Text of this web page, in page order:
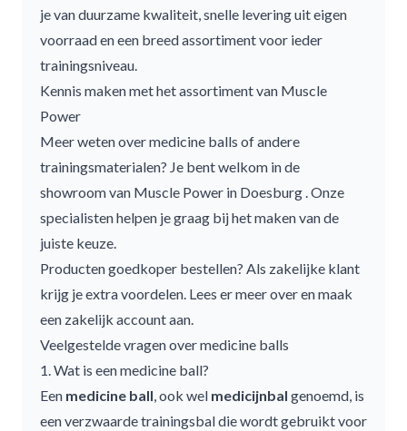
je van duurzame kwaliteit, snelle levering uit eigen
voorraad en een breed assortiment voor ieder
trainingsniveau.
Kennis maken met het assortiment van Muscle
Power
Meer weten overmedicine balls of andere
trainingsmaterialen? Je bent welkom in de
showroom van Muscle Power in Doesburg. Onze
specialisten helpen je graag bij het maken van de
juiste keuze.
Producten goedkoper bestellen? Als zakelijke klant
krijg je extra voordelen. Lees er meer over en maak
een zakelijk account aan.
Veelgestelde vragen over medicine balls
1. Wat is een medicine ball?
Een medicine ball, ook wel medicijnbal genoemd, is
een verzwaarde trainingsbal die wordt gebruikt voor